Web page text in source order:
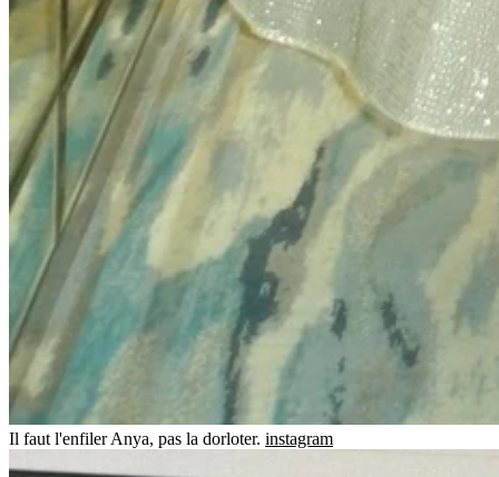
Il faut l'enfiler Anya, pas la dorloter. instagram